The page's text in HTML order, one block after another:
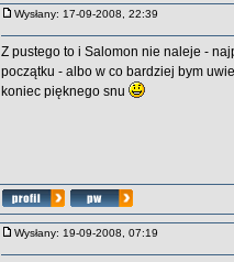
Wysłany: 17-09-2008, 22:39
Z pustego to i Salomon nie naleje -
początku - albo w co bardziej bym
koniec pięknego snu
Wysłany: 19-09-2008, 07:19